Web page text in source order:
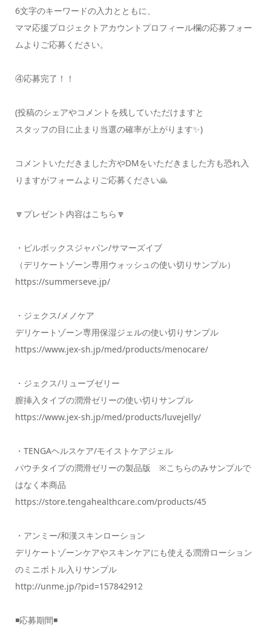
6文字のキーワードの入力とともに、
ママ応援プロジェクトアカウントプロフィール欄の応募フォー
ムよりご応募ください。
④応募完了！！
(投稿のシェアやコメントを残していただけますと
スタッフの目に止まり当選の確率が上がります✨)
コメントいただきました方やDMをいただきました方も恐れ入
りますがフォームよりご応募ください🙏
🔽プレゼント内容はこちら🔽
・ピルボックスジャパン/サマーズイブ
（デリケートゾーン専用ウォッシュの使い切りサンプル）
https://summerseve.jp/
・ジェクス/メノケア
デリケートゾーン専用保湿ジェルの使い切りサンプル
https://www.jex-sh.jp/med/products/menocare/
・ジェクス/リューブゼリー
膣挿入タイプの潤滑ゼリーの使い切りサンプル
https://www.jex-sh.jp/med/products/luvejelly/
・TENGAヘルスケア/モイストケアジェル
パウチタイプの潤滑ゼリーの製品版 ※こちらのみサンプルで
はなく本商品
https://store.tengahealthcare.com/products/45
・アンミー/和漢スキンローション
デリケートゾーンケアやスキンケアにも使える潤滑ローション
のミニボトル入りサンプル
http://unme.jp/?pid=157842912
◾️応募期間◾️